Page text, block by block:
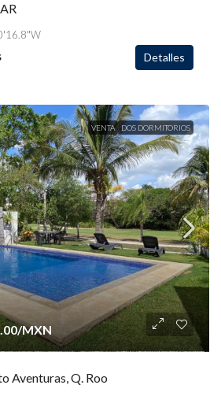
Detalles
VENTA DOS DORMITORIOS
/MXN
Aventuras, Q. Roo